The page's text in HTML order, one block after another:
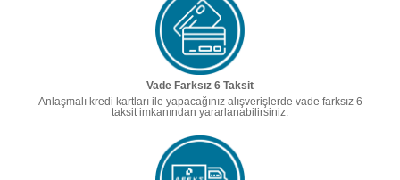
Vade Farksız 6 Taksit
Anlaşmalı kredi kartları ile yapacağınız alışverişlerde vade farksız 6
taksit imkanından yararlanabilirsiniz.